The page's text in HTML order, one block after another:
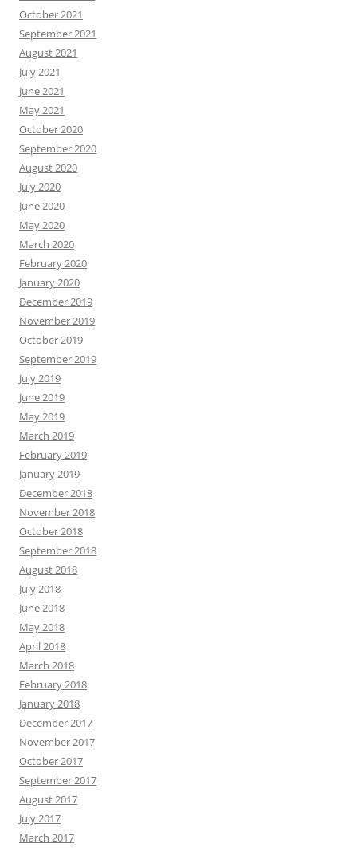
October 2021
September 2021
August 2021
July 2021
June 2021
May 2021
October 2020
September 2020
August 2020
July 2020
June 2020
May 2020
March 2020
February 2020
January 2020
December 2019
November 2019
October 2019
September 2019
July 2019
June 2019
May 2019
March 2019
February 2019
January 2019
December 2018
November 2018
October 2018
September 2018
August 2018
July 2018
June 2018
May 2018
April 2018
March 2018
February 2018
January 2018
December 2017
November 2017
October 2017
September 2017
August 2017
July 2017
March 2017